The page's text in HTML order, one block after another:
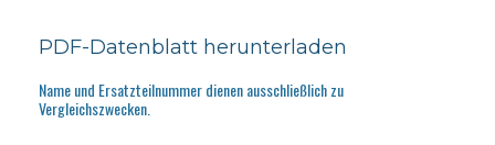
PDF-Datenblatt herunterladen
Name und Ersatzteilnummer dienen ausschließlich zu
Vergleichszwecken.